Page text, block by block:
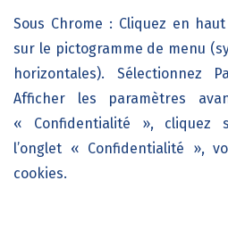
Sous Chrome : Cliquez en
sur le pictogramme de menu
horizontales). Sélectionnez
Afficher les paramètres
« Confidentialité », cliquez
l’onglet « Confidentialité »,
cookies.